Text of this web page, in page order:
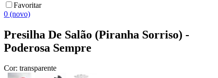
Favoritar
0 (novo)
Presilha De Salão (Piranha Sorriso) -
Poderosa Sempre
Cor: transparente